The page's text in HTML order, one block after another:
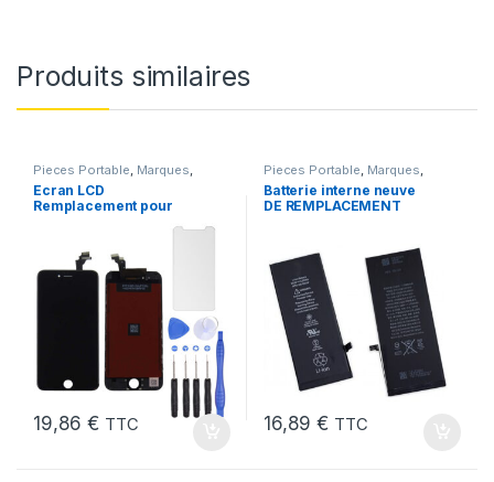
Produits similaires
Pieces Portable Marques
Ecran LCD
Remplacement pour
19,86€ TTC
Pieces Portable Marques
iPhone 6s Batteries et
chargeurs,Batteries,Batteries
Apple
Batterie interne neuve
DE REMPLACEMENT
16,89€ TTC